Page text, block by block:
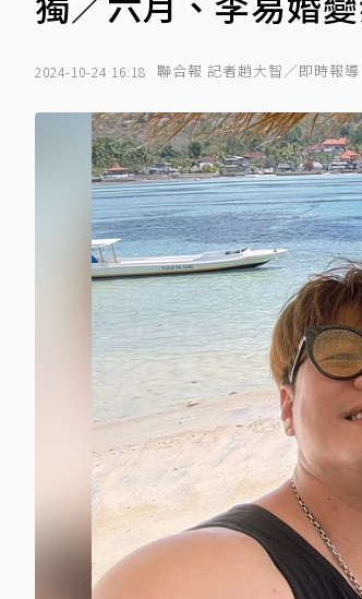
2024-10-24 16:18 聯合報 記者趙大智／即時報導